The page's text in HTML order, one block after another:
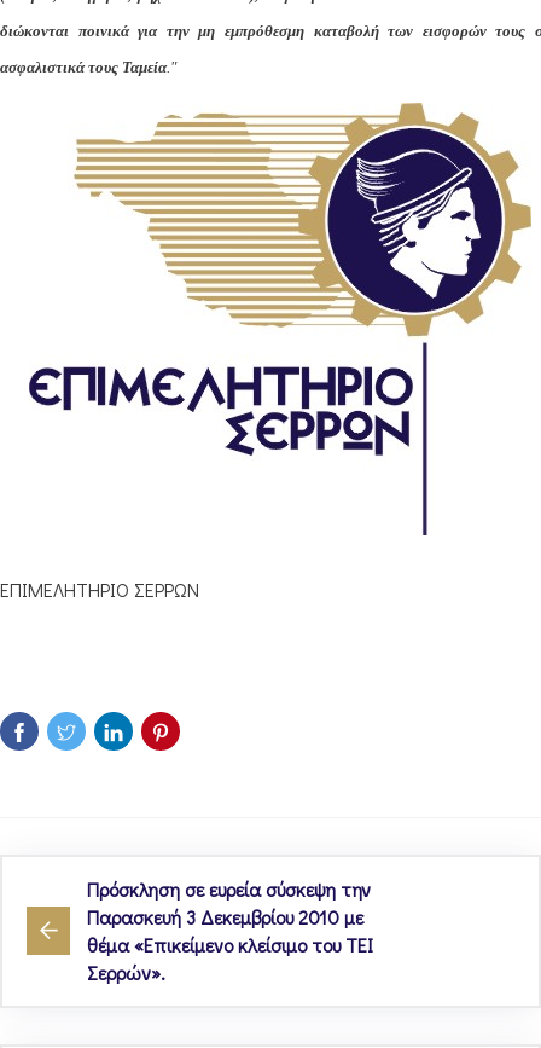
διώκονται ποινικά για την μη εμπρόθεσμη καταβολή των εισφορών τους
ασφαλιστικά τους Ταμεία."
ΕΠΙΜΕΛΗΤΗΡΙΟ ΣΕΡΡΩΝ
Πρόσκληση σε ευρεία σύσκεψη την
Παρασκευή 3 Δεκεμβρίου 2010 με
θέμα «Επικείμενο κλείσιμο του ΤΕΙ
Σερρών».